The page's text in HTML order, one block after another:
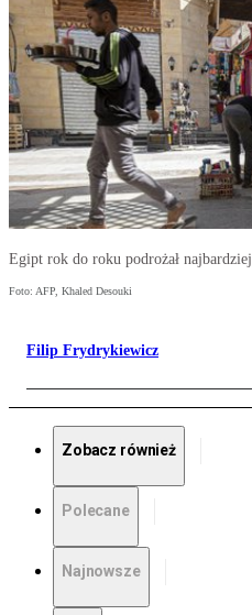
Egipt rok do roku podrożał najbardziej
Foto: AFP, Khaled Desouki
Filip Frydrykiewicz
Zobacz również
Polecane
Najnowsze